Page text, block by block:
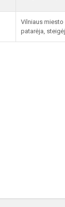
Vilniaus
patarėja,